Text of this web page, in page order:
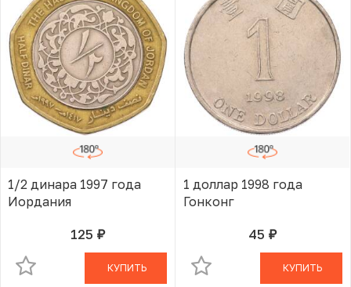
1/2 динара 1997 года
Иордания
125 руб.В КОРЗИНЕ
КУПИТЬ
1 доллар 1998 года
Гонконг
45 руб.В КОРЗИНЕ
КУПИТЬ